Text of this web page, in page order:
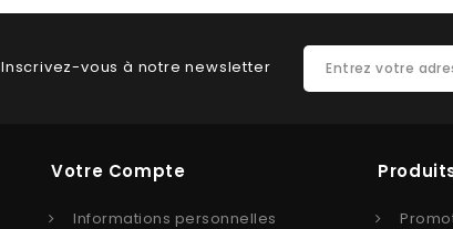
Inscrivez-vous à notre newsletter
Votre Compte
Informations personnelles